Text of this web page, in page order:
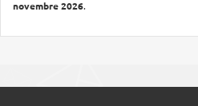
novembre 2026.